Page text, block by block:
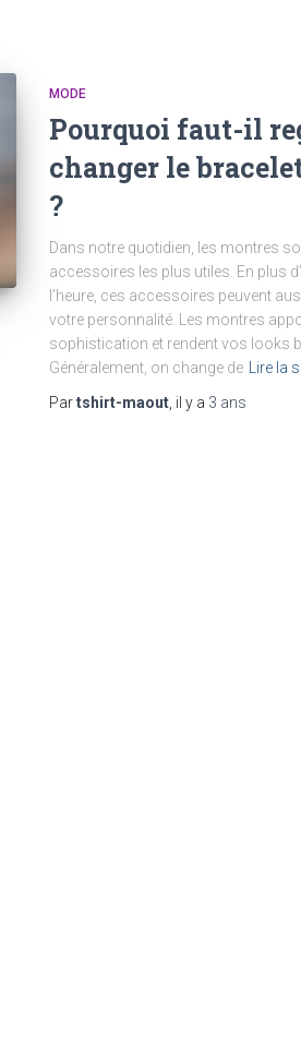
MODE
Pourquoi faut-il
changer le
?
Dans notre quotidien, les montres
accessoires les plus utiles. En plus
l’heure, ces accessoires peuvent
votre personnalité. Les montres
sophistication et rendent vos looks
Généralement, on change de
Lire la
Partshirt-maout , il y a 3 ans